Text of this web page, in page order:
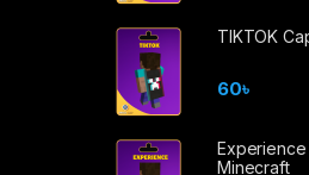
TIKTOK
60৳
Experience
Minecraft